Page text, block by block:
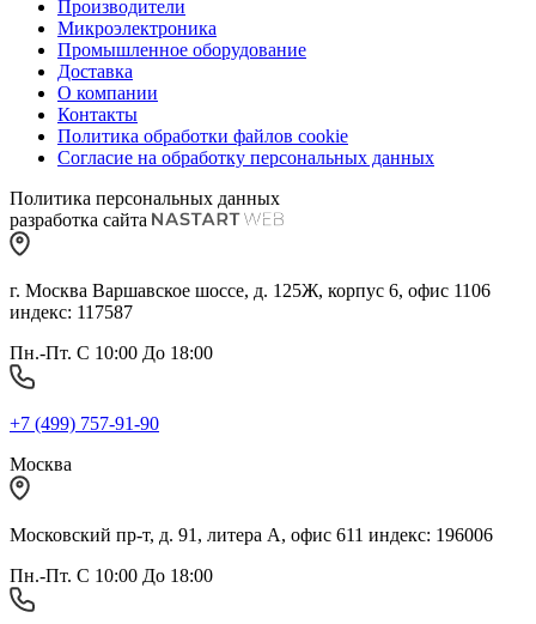
Производители
Микроэлектроника
Промышленное оборудование
Доставка
О компании
Контакты
Политика обработки файлов cookie
Согласие на обработку персональных данных
Политика персональных данных
разработка сайта
г. Москва Варшавское шоссе, д. 125Ж, корпус 6, офис 1106
индекс: 117587
Пн.-Пт. С 10:00 До 18:00
+7 (499) 757-91-90
Москва
Московский пр-т, д. 91, литера А, офис 611 индекс: 196006
Пн.-Пт. С 10:00 До 18:00